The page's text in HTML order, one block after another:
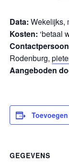
Data: Wekelijks,
Kosten: ‘betaal
Rodenburg,
Aangeboden
GEGEVENS